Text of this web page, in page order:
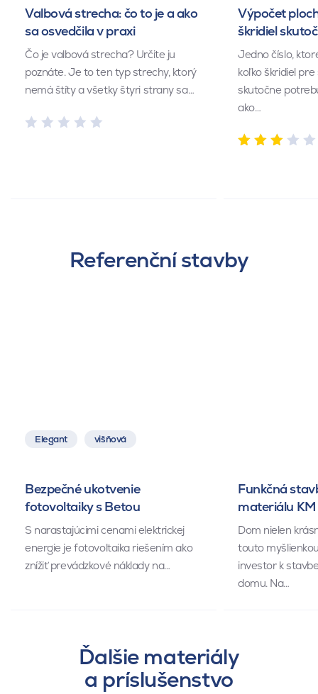
Valbová strecha: čo to je a ako
sa osvedčila v praxi
Čo je valbová strecha? Určite ju
poznáte. Je to ten typ strechy, ktorý
nemá štíty a všetky štyri strany sa…
Výpočet
škridiel
Jedno číslo,
koľko škridiel
skutočne
ako…
Referenční stavby
Elegant višňová
Bezpečné ukotvenie
fotovoltaiky s Betou
S narastajúcimi cenami elektrickej
energie je fotovoltaika riešením ako
znížiť prevádzkové náklady na…
Funkčná
materiálu
Dom nielen
touto
investor k
domu. Na…
Ďalšie materiály
a príslušenstvo